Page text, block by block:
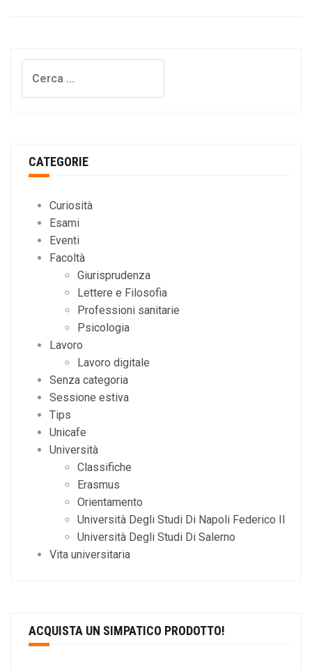
per:
CATEGORIE
Curiosità
Esami
Eventi
Facoltà
Giurisprudenza
Lettere e Filosofia
Professioni sanitarie
Psicologia
Lavoro
Lavoro digitale
Senza categoria
Sessione estiva
Tips
Unicafe
Università
Classifiche
Erasmus
Orientamento
Università Degli Studi Di Napoli Federico II
Università Degli Studi Di Salerno
Vita universitaria
ACQUISTA UN SIMPATICO PRODOTTO!